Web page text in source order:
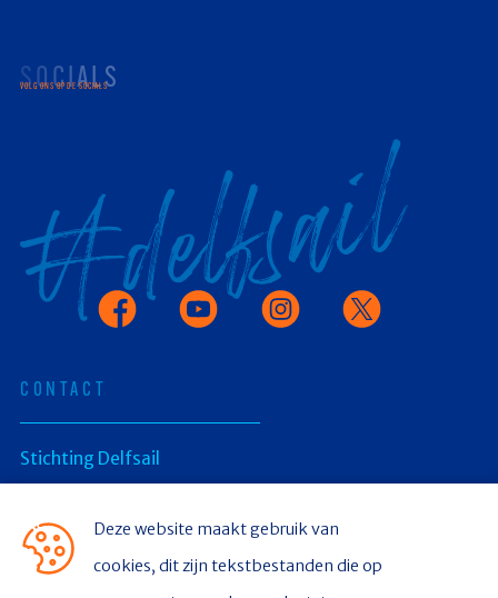
SOCIALS
VOLG ONS OP DE SOCIALS
Facebook Youtube Instagram
CONTACT
Stichting Delfsail
9930 AH Delfzijl
Deze website maakt gebruik van
cookies, dit zijn tekstbestanden die op